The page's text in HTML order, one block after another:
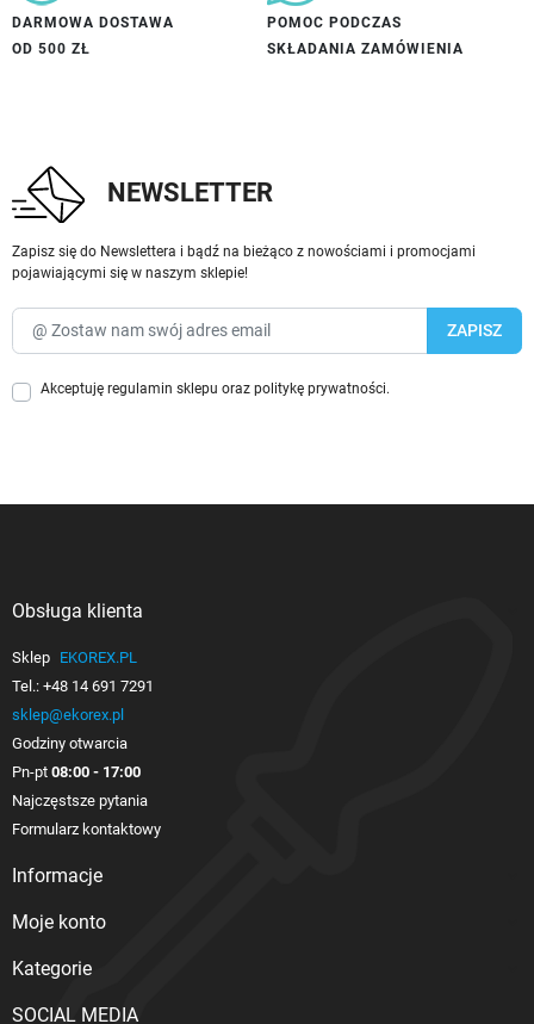
DARMOWA DOSTAWA
OD 500 ZŁ
POMOC PODCZAS
SKŁADANIA ZAMÓWIENIA
NEWSLETTER
Zapisz się do Newslettera i bądź na bieżąco z nowościami i promocjami
pojawiającymi się w naszym sklepie!
Akceptuję regulamin sklepu oraz politykę prywatności.
Obsługa klienta
Sklep EKOREX.PL
Tel.: +48 14 691 7291
sklep@ekorex.pl
Godziny otwarcia
Pn-pt 08:00 - 17:00
Najczęstsze pytania
Formularz kontaktowy
Informacje
Moje konto
Kategorie
SOCIAL MEDIA